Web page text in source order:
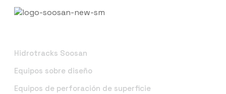
Hidrotracks Soosan
Equipos sobre diseño
Equipos de perforación de superficie